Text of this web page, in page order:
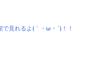
で見れるよ(｀・ω・´)！！